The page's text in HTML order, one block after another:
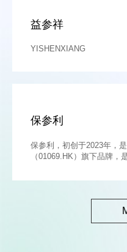
益参祥
YISHENXIANG
保参利
保参利，初创于2023年，
（01069.HK）旗下品牌，